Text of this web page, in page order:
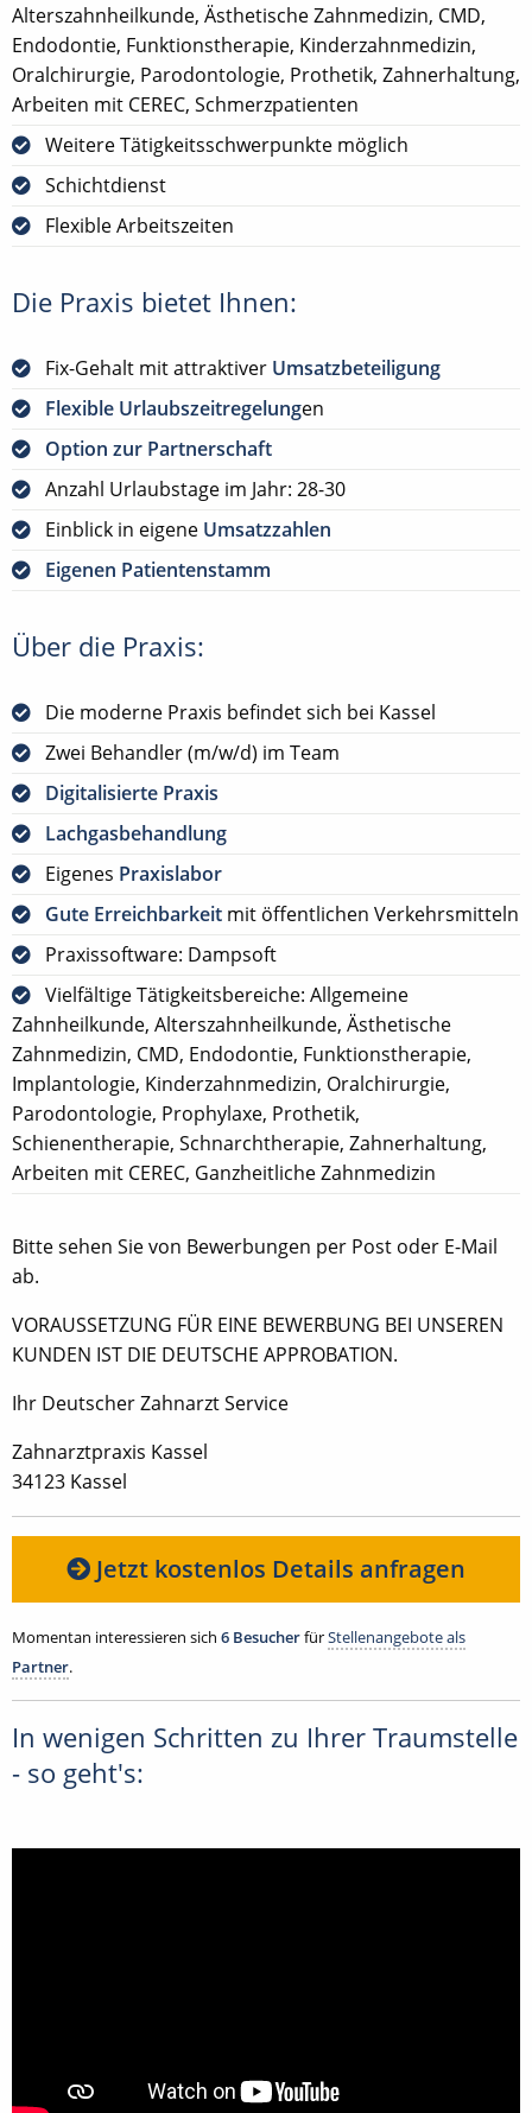
Alterszahnheilkunde, Ästhetische Zahnmedizin, CMD,
Endodontie, Funktionstherapie, Kinderzahnmedizin,
Oralchirurgie, Parodontologie, Prothetik, Zahnerhaltung,
Arbeiten mit CEREC, Schmerzpatienten
Weitere Tätigkeitsschwerpunkte möglich
Schichtdienst
Flexible Arbeitszeiten
Die Praxis bietet Ihnen:
Fix-Gehalt mit attraktiver Umsatzbeteiligung
Flexible Urlaubszeitregelungen
Option zur Partnerschaft
Anzahl Urlaubstage im Jahr: 28-30
Einblick in eigene Umsatzzahlen
Eigenen Patientenstamm
Über die Praxis:
Die moderne Praxis befindet sich bei Kassel
Zwei Behandler (m/w/d) im Team
Digitalisierte Praxis
Lachgasbehandlung
Eigenes Praxislabor
Gute Erreichbarkeit mit öffentlichen Verkehrsmitteln
Praxissoftware: Dampsoft
Vielfältige Tätigkeitsbereiche: Allgemeine
Zahnheilkunde, Alterszahnheilkunde, Ästhetische
Zahnmedizin, CMD, Endodontie, Funktionstherapie,
Implantologie, Kinderzahnmedizin, Oralchirurgie,
Parodontologie, Prophylaxe, Prothetik,
Schienentherapie, Schnarchtherapie, Zahnerhaltung,
Arbeiten mit CEREC, Ganzheitliche Zahnmedizin
Bitte sehen Sie von Bewerbungen per Post oder E-Mail
ab.
VORAUSSETZUNG FÜR EINE BEWERBUNG BEI UNSEREN
KUNDEN IST DIE DEUTSCHE APPROBATION.
Ihr Deutscher Zahnarzt Service
Zahnarztpraxis Kassel
34123 Kassel
Jetzt kostenlos Details anfragen
Momentan interessieren sich 6 BesucherfürStellenangebote als
Partner.
In wenigen Schritten zu Ihrer Traumstelle
- so geht's: